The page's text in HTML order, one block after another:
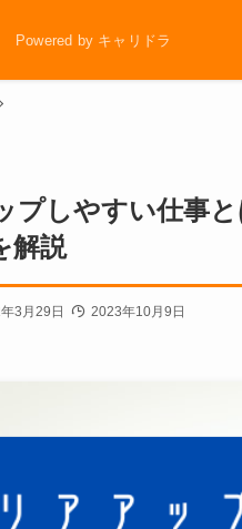
Powered by キャリドラ
プしやすい仕事
解説
3月29日 2023年10月9日